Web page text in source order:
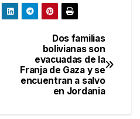
Dos familias
bolivianas son
evacuadas de la
Franja de Gaza y se
encuentran a salvo
en Jordania